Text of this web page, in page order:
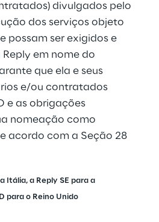
divulgados pelo
dos serviços objeto
possam ser exigidos e
em nome do
que ela e seus
e/ou contratados
e as obrigações
nomeação como
acordo com a Seção 28
Itália, a Reply SE para a
para o Reino Unido